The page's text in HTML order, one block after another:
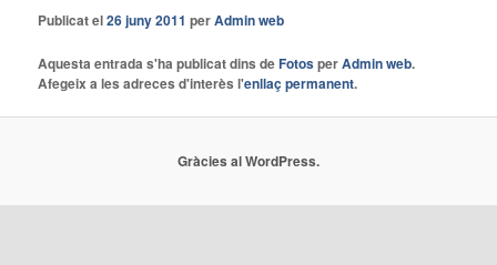
Publicat el26 juny 2011 perAdmin web
Aquesta entrada s'ha publicat dins deFotosperAdmin web.
Afegeix a les adreces d'interès l'enllaç permanent.
Gràcies al WordPress.